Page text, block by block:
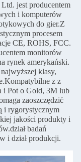
jest producentem
i komputerów
do gier.Z
procesem
CE, ROHS, FCC.
monitorów
rynek amerykański.
klasy,
z z
i Pot o Gold, 3M lub
zaoszczędzić
i rygorystycznym
jakości produkty i
badań
i dział produkcji.